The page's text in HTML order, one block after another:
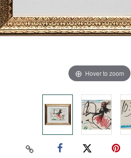
Hover to zoom